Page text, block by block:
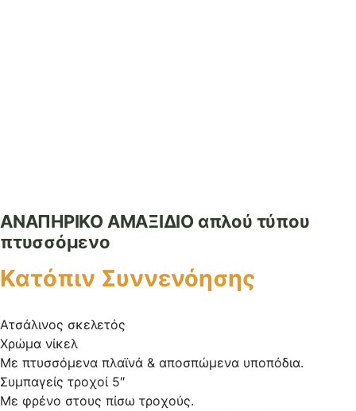
ΑΝΑΠΗΡΙΚΟ ΑΜΑΞΙΔΙΟ απλού τύπου
πτυσσόμενο
Κατόπιν Συννενόησης
Ατσάλινος σκελετός
Χρώμα νίκελ
Με πτυσσόμενα πλαϊνά & αποσπώμενα υποπόδια.
Συμπαγείς τροχοί 5″
Με φρένο στους πίσω τροχούς.